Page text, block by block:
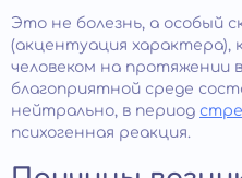
Это не болезнь, а особый
(акцентуация характера),
человеком на протяжении
благоприятной среде
нейтрально, в период
психогенная реакция.